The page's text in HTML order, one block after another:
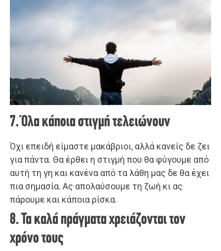
7. Όλα κάποια στιγμή τελειώνουν
Όχι επειδή είμαστε μακάβριοι, αλλά κανείς δε ζει
για πάντα. Θα έρθει η στιγμή που θα φύγουμε από
αυτή τη γη και κανένα από τα λάθη μας δε θα έχει
πια σημασία. Ας απολαύσουμε τη ζωή κι ας
πάρουμε και κάποια ρίσκα.
8. Τα καλά πράγματα χρειάζονται τον
χρόνο τους